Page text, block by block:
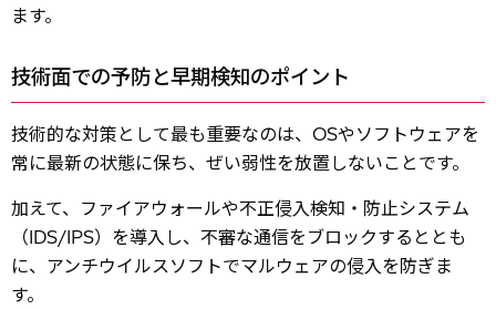
ます。
技術面での予防と早期検知のポイント
技術的な対策として最も重要なのは、OSやソフトウェアを
常に最新の状態に保ち、ぜい弱性を放置しないことです。
加えて、ファイアウォールや不正侵入検知・防止システム
（IDS/IPS）を導入し、不審な通信をブロックするととも
に、アンチウイルスソフトでマルウェアの侵入を防ぎま
す。